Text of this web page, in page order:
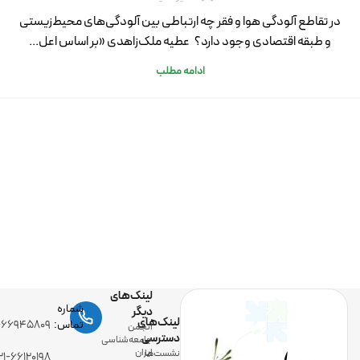
در تقاطع آلودگی هوا و فقر چه ارتباطی بین آلودگی‌های محیط‌زیستی
و طبقه اقتصادی وجود دارد؟ عطیه ملک‌زاهدی «بر اساس اعل...
ادامه مطلب
لینک‌های
دسترسی
نشست‌ها
لینک‌های
دیگر
انجمن
جامعه‌شناسی
ایران
شماره
تماس: ۰۲۱-